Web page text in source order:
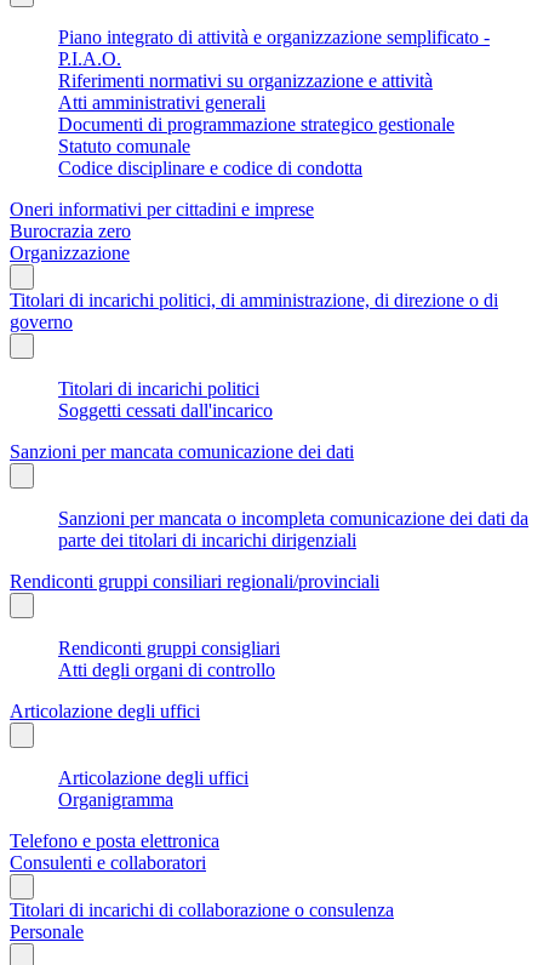
Piano integrato di attività e organizzazione semplificato -
P.I.A.O.
Riferimenti normativi su organizzazione e attività
Atti amministrativi generali
Documenti di programmazione strategico gestionale
Statuto comunale
Codice disciplinare e codice di condotta
Oneri informativi per cittadini e imprese
Burocrazia zero
Organizzazione
Titolari di incarichi politici, di amministrazione, di direzione o di
governo
Titolari di incarichi politici
Soggetti cessati dall'incarico
Sanzioni per mancata comunicazione dei dati
Sanzioni per mancata o incompleta comunicazione dei dati da
parte dei titolari di incarichi dirigenziali
Rendiconti gruppi consiliari regionali/provinciali
Rendiconti gruppi consigliari
Atti degli organi di controllo
Articolazione degli uffici
Articolazione degli uffici
Organigramma
Telefono e posta elettronica
Consulenti e collaboratori
Titolari di incarichi di collaborazione o consulenza
Personale